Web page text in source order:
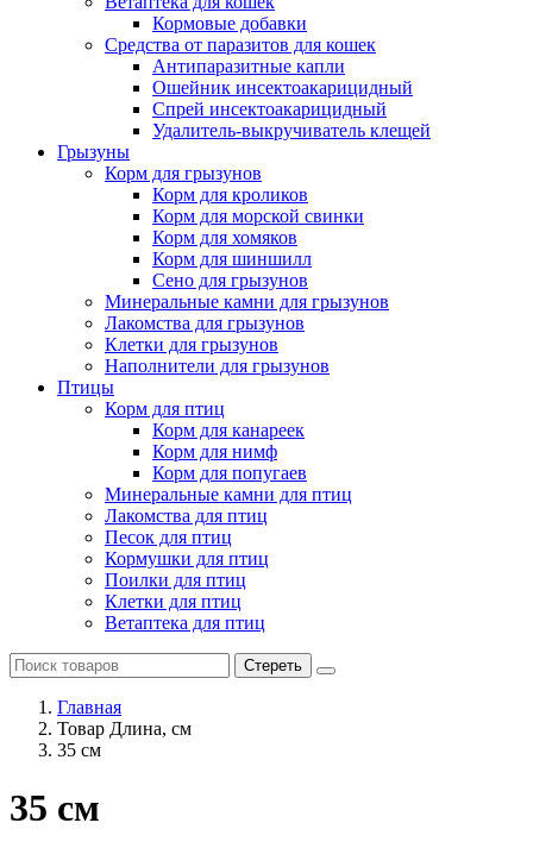
Кормовые добавки
Средства от паразитов для кошек
Антипаразитные капли
Ошейник инсектоакарицидный
Спрей инсектоакарицидный
Удалитель-выкручиватель клещей
Грызуны
Корм для грызунов
Корм для кроликов
Корм для морской свинки
Корм для хомяков
Корм для шиншилл
Сено для грызунов
Минеральные камни для грызунов
Лакомства для грызунов
Клетки для грызунов
Наполнители для грызунов
Птицы
Корм для птиц
Корм для канареек
Корм для нимф
Корм для попугаев
Минеральные камни для птиц
Лакомства для птиц
Песок для птиц
Кормушки для птиц
Поилки для птиц
Клетки для птиц
Ветаптека для птиц
Стереть
Главная
Товар Длина, см
35 см
35 см